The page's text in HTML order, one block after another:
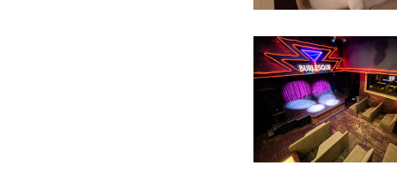
10 фото
8 фото